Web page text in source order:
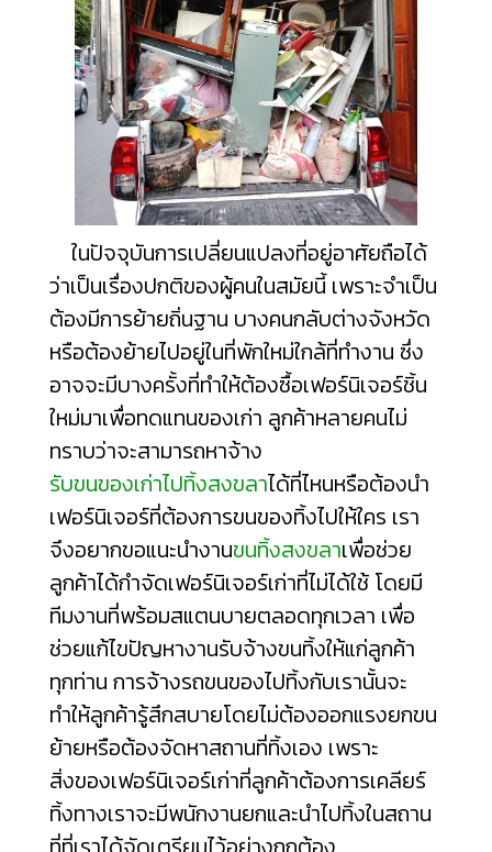
ในปัจจุบันการเปลี่ยนแปลงที่อยู่อาศัยถือได้
ว่าเป็นเรื่องปกติของผู้คนในสมัยนี้ เพราะจำเป็น
ต้องมีการย้ายถิ่นฐาน บางคนกลับต่างจังหวัด
หรือต้องย้ายไปอยู่ในที่พักใหม่ใกล้ที่ทำงาน ซึ่ง
อาจจะมีบางครั้งที่ทำให้ต้องซื้อเฟอร์นิเจอร์ชิ้น
ใหม่มาเพื่อทดแทนของเก่า ลูกค้าหลายคนไม่
ทราบว่าจะสามารถหาจ้าง
รับขนของเก่าไปทิ้งสงขลาได้ที่ไหนหรือต้องนำ
เฟอร์นิเจอร์ที่ต้องการขนของทิ้งไปให้ใคร เรา
จึงอยากขอแนะนำงานขนทิ้งสงขลาเพื่อช่วย
ลูกค้าได้กำจัดเฟอร์นิเจอร์เก่าที่ไม่ได้ใช้ โดยมี
ทีมงานที่พร้อมสแตนบายตลอดทุกเวลา เพื่อ
ช่วยแก้ไขปัญหางานรับจ้างขนทิ้งให้แก่ลูกค้า
ทุกท่าน การจ้างรถขนของไปทิ้งกับเรานั้นจะ
ทำให้ลูกค้ารู้สึกสบายโดยไม่ต้องออกแรงยกขน
ย้ายหรือต้องจัดหาสถานที่ทิ้งเอง เพราะ
สิ่งของเฟอร์นิเจอร์เก่าที่ลูกค้าต้องการเคลียร์
ทิ้งทางเราจะมีพนักงานยกและนำไปทิ้งในสถาน